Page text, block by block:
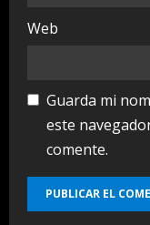
Web
Guarda mi
este
comente.